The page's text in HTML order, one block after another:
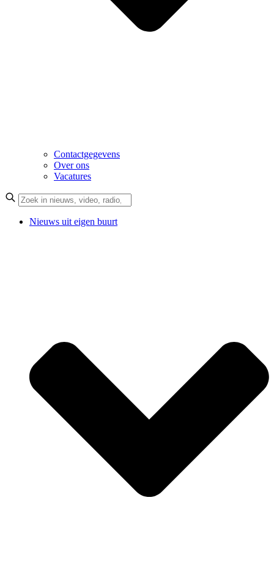
Contactgegevens
Over ons
Vacatures
Nieuws uit eigen buurt